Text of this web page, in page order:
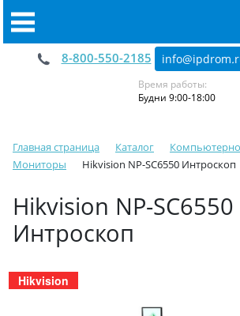
8-800-550-2185 info@ipdrom.
Время работы:
Будни 9:00-18:00
Главная страница Каталог
Мониторы
Hikvision NP-SC6550 Интроскоп
Hikvision NP-SC6550
Интроскоп
Hikvision